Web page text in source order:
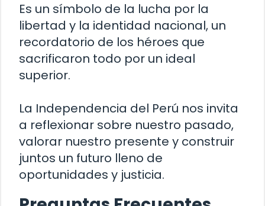
Es un símbolo de la lucha por la
libertad y la identidad nacional, un
recordatorio de los héroes que
sacrificaron todo por un ideal
superior.
La Independencia del Perú nos invita
a reflexionar sobre nuestro pasado,
valorar nuestro presente y construir
juntos un futuro lleno de
oportunidades y justicia.